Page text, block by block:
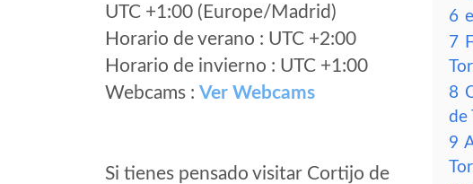
UTC +1:00 (Europe/Madrid)
Horario de verano : UTC +2:00
Horario de invierno : UTC +1:00
Webcams : Ver Webcams
Si tienes pensado visitar Cortijo de
6
7
8
de
9